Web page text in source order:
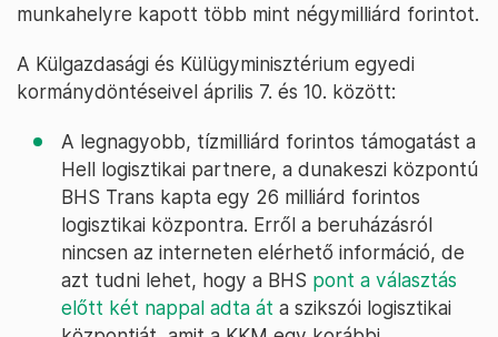
munkahelyre kapott több mint négymilliárd forintot.
A Külgazdasági és Külügyminisztérium egyedi
kormánydöntéseivel április 7. és 10. között:
A legnagyobb, tízmilliárd forintos támogatást a
Hell logisztikai partnere, a dunakeszi központú
BHS Trans kapta egy 26 milliárd forintos
logisztikai központra. Erről a beruházásról
nincsen az interneten elérhető információ, de
azt tudni lehet, hogy a BHS pont a választás
előtt két nappal adta át a szikszói logisztikai